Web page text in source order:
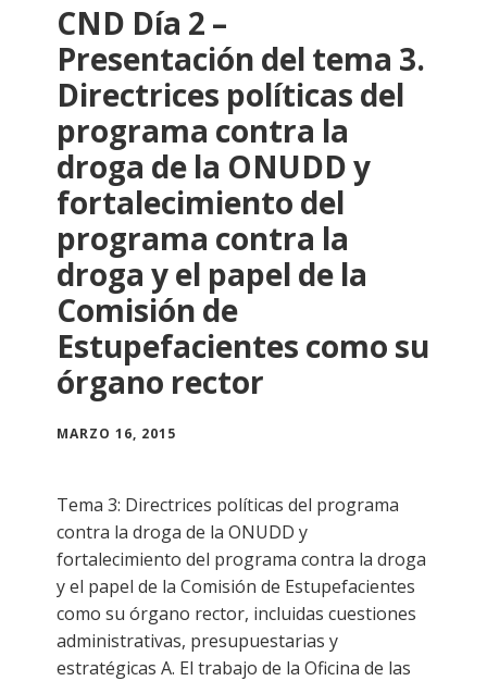
CND Día 2 –
Presentación del tema 3.
Directrices políticas del
programa contra la
droga de la ONUDD y
fortalecimiento del
programa contra la
droga y el papel de la
Comisión de
Estupefacientes como su
órgano rector
MARZO 16, 2015
Tema 3: Directrices políticas del programa
contra la droga de la ONUDD y
fortalecimiento del programa contra la droga
y el papel de la Comisión de Estupefacientes
como su órgano rector, incluidas cuestiones
administrativas, presupuestarias y
estratégicas A. El trabajo de la Oficina de las